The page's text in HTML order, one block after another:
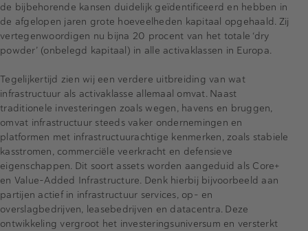
de bijbehorende kansen duidelijk geïdentificeerd en hebben in
de afgelopen jaren grote hoeveelheden kapitaal opgehaald. Zij
vertegenwoordigen nu bijna 20 procent van het totale ‘dry
powder’ (onbelegd kapitaal) in alle activaklassen in Europa.
Tegelijkertijd zien wij een verdere uitbreiding van wat
infrastructuur als activaklasse allemaal omvat. Naast
traditionele investeringen zoals wegen, havens en bruggen,
omvat infrastructuur steeds vaker ondernemingen en
platformen met infrastructuurachtige kenmerken, zoals stabiele
kasstromen, commerciële veerkracht en defensieve
eigenschappen. Dit soort assets worden aangeduid als Core+
en Value-Added Infrastructure. Denk hierbij bijvoorbeeld aan
partijen actief in infrastructuur services, op- en
overslagbedrijven, leasebedrijven en datacentra. Deze
ontwikkeling vergroot het investeringsuniversum en versterkt